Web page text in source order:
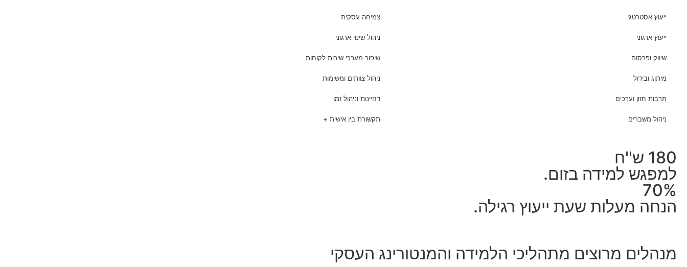
ייעוץ אסטרטגי
ייעוץ ארגוני
שיווק ופרסום
מיתוג ובידול
תרבות חזון וערכים
ניהול משברים
צמיחה עסקית
ניהול שינוי ארגוני
שיפור מערכי שירות לקוחות
ניהול צוותים ומשימות
דחיינות וניהול זמן
תקשורת בין אישית +
180 ש''ח
למפגש למידה בזום.
70%
הנחה מעלות שעת ייעוץ רגילה.
מנהלים מרוצים מתהליכי הלמידה והמנטורינג העסקי